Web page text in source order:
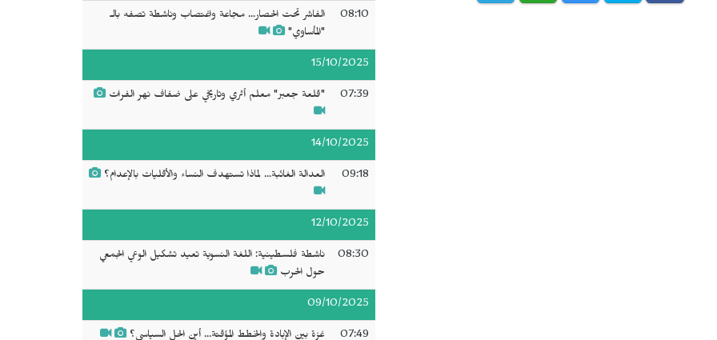
08:10
الفاشر تحت الحصار... مجاعة واغتصاب وناشطة تصفه بالـ
"المأساوي"
15/10/2025
07:39 "قلعة جعبر" معلم أثري وتاريخي على ضفاف نهر الفرات
14/10/2025
09:18 العدالة الغائبة... لماذا تستهدف النساء والأقليات بالإعدام؟
12/10/2025
08:30
ناشطة فلسطينية: اللغة النسوية تعيد تشكيل الوعي الجمعي
حول الحرب
09/10/2025
07:49 غزة بين الإبادة والخطط المؤقتة... أين الحل السياسي؟